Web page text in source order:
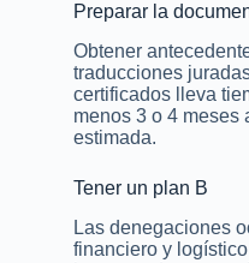
Preparar la
Obtener
traducciones
certificados lleva
menos 3 o 4 meses
estimada.
Tener un plan B
Las denegaciones
financiero y